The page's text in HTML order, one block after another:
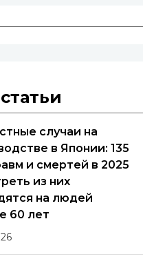
случаи на
в Японии: 135
и смертей в 2025
из них
на людей
60 лет